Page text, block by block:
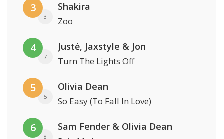
3
3
Shakira
Zoo
4
7
Justė, Jaxstyle & Jon
Turn The Lights Off
5
5
Olivia Dean
So Easy (To Fall In Love)
6
8
Sam Fender & Olivia Dean